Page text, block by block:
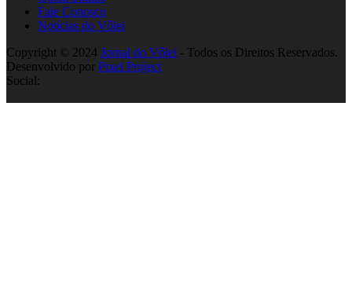
Fale Conosco
Notícias do Vôlei
Copyright © 2024 Jornal do Vôlei - Todos os Direitos Reservados.
Desenvolvido por Pixel Project
Social: